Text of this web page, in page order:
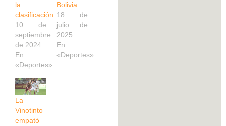
la
clasificación
10 de
septiembre
de 2024
En
«Deportes»
Bolivia
18 de
julio de
2025
En
«Deportes»
La
Vinotinto
empató